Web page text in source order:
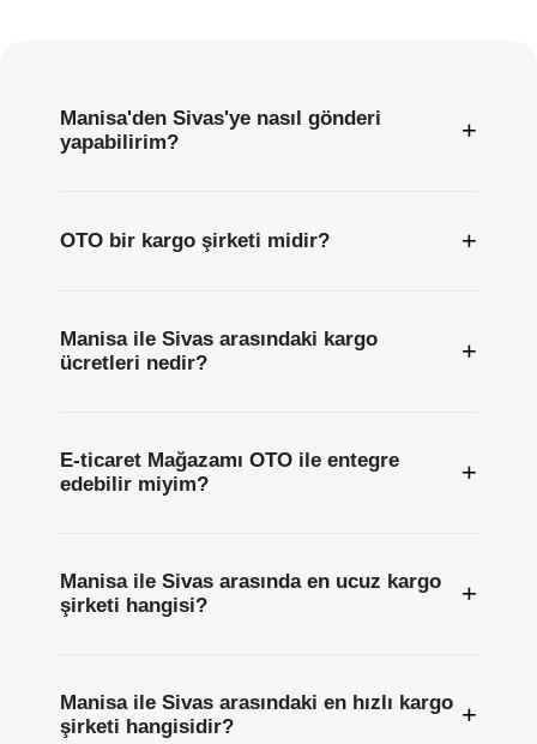
Manisa'den Sivas'ye nasıl gönderi
yapabilirim?
+
OTO bir kargo şirketi midir? +
Manisa ile Sivas arasındaki kargo
ücretleri nedir?
+
E-ticaret Mağazamı OTO ile entegre
edebilir miyim?
+
Manisa ile Sivas arasında en ucuz kargo
şirketi hangisi?
+
Manisa ile Sivas arasındaki en hızlı kargo
şirketi hangisidir?
+